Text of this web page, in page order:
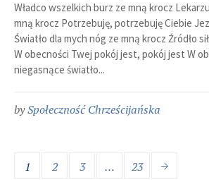
Władco wszelkich burz ze mną krocz
mną krocz Potrzebuję, potrzebuję Ciebie
Światło dla mych nóg ze mną krocz Źródło
W obecności Twej pokój jest, pokój jest W
niegasnące światło...
bySpołeczność Chrześcijańska
1 2 3 … 23